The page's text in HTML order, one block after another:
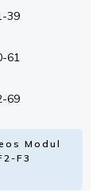
39
61
69
Modul
F3